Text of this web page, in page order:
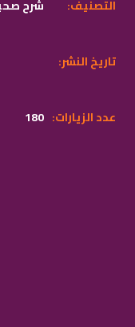
شرح :التصنيف
:تاريخ النشر
180 :عدد الزيارات